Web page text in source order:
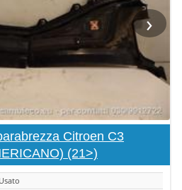
›
Citroen C3
(21>)
Usato